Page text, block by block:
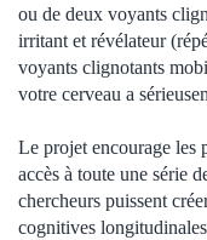
ou de deux voyants
irritant et révélateur
voyants clignotants
votre cerveau a
Le projet encourage les
accès à toute une série
chercheurs puissent
cognitives